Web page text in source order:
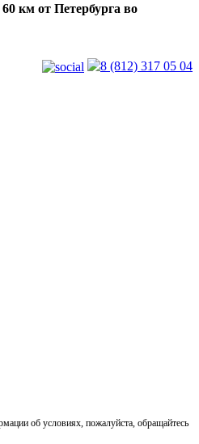
км от Петербурга во
8 (812) 317 05 04
об условиях, пожалуйста, обращайтесь